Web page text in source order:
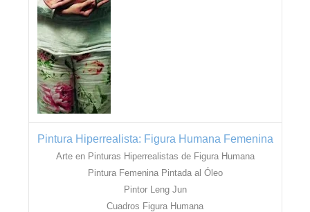
Pintura Hiperrealista: Figura Humana Femenina
Arte en Pinturas Hiperrealistas de Figura Humana
Pintura Femenina Pintada al Óleo
Pintor Leng Jun
Cuadros Figura Humana